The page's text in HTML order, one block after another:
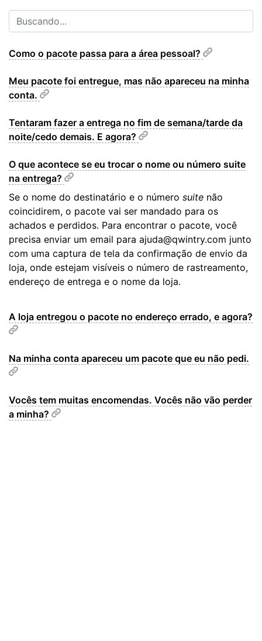
Como o pacote passa para a área pessoal?
Meu pacote foi entregue, mas não apareceu na minha
conta.
Tentaram fazer a entrega no fim de semana/tarde da
noite/cedo demais. E agora?
O que acontece se eu trocar o nome ou número suite
na entrega?
Se o nome do destinatário e o número suite não
coincidirem, o pacote vai ser mandado para os
achados e perdidos. Para encontrar o pacote, você
precisa enviar um email para ajuda@qwintry.com junto
com uma captura de tela da confirmação de envio da
loja, onde estejam visíveis o número de rastreamento,
endereço de entrega e o nome da loja.
A loja entregou o pacote no endereço errado, e agora?
Na minha conta apareceu um pacote que eu não pedi.
Vocês tem muitas encomendas. Vocês não vão perder
a minha?